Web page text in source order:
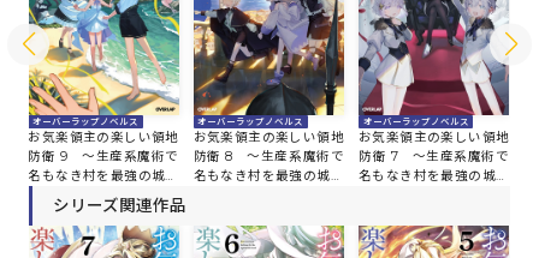
オーバーラップノベルス
お気楽領主の楽しい領地
防衛 9 ～生産系魔術で
名もなき村を最強の城塞
都市に～
オーバーラップノベルス
お気楽領主の楽しい領地
防衛 8 ～生産系魔術で
名もなき村を最強の城塞
オーバーラップノベルス
お気楽領主の楽しい領地
防衛 7 ～生産系魔術で
名もなき村を最強の城塞
シリーズ関連作品